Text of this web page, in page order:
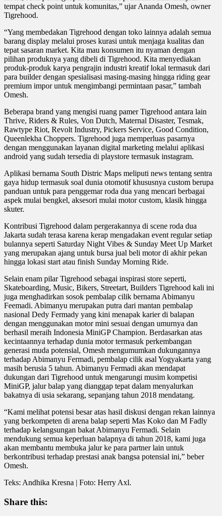
tempat check point untuk komunitas,” ujar Ananda Omesh, owner
Tigrehood.
“Yang membedakan Tigrehood dengan toko lainnya adalah semua
barang display melalui proses kurasi untuk menjaga kualitas dan
tepat sasaran market. Kita mau konsumen itu nyaman dengan
pilihan produknya yang dibeli di Tigrehood. Kita menyediakan
produk-produk karya pengrajin industri kreatif lokal termasuk dari
para builder dengan spesialisasi masing-masing hingga riding gear
premium impor untuk mengimbangi permintaan pasar,” tambah
Omesh.
Beberapa brand yang mengisi ruang pamer Tigrehood antara lain
Thrive, Riders & Rules, Von Dutch, Maternal Disaster, Tesmak,
Rawtype Riot, Revolt Industry, Pickers Service, Good Condition,
Queenlekha Choppers. Tigrehood juga memperluas pasarnya
dengan menggunakan layanan digital marketing melalui aplikasi
android yang sudah tersedia di playstore termasuk instagram.
Aplikasi bernama South Distric Maps meliputi news tentang sentra
gaya hidup termasuk soal dunia otomotif khususnya custom berupa
panduan untuk para penggemar roda dua yang mencari berbagai
aspek mulai bengkel, aksesori mulai motor custom, klasik hingga
skuter.
Kontribusi Tigrehood dalam pergerakannya di scene roda dua
Jakarta sudah terasa karena kerap mengadakan event regular setiap
bulannya seperti Saturday Night Vibes & Sunday Meet Up Market
yang merupakan ajang untuk bursa jual beli motor di akhir pekan
hingga lokasi start atau finish Sunday Morning Ride.
Selain enam pilar Tigrehood sebagai inspirasi store seperti,
Skateboarding, Music, Bikers, Streetart, Builders Tigrehood kali ini
juga menghadirkan sosok pembalap cilik bernama Abimanyu
Feemadi. Abimanyu merupakan putra dari mantan pembalap
nasional Dedy Fermady yang kini menapak karier di balapan
dengan menggunakan motor mini sesuai dengan umurnya dan
berhasil meraih Indonesia MiniGP Champion. Berdasarkan atas
kecintaannya terhadap dunia motor termasuk perkembangan
generasi muda potensial, Omesh mengumumkan dukungannya
terhadap Abimanyu Fermadi, pembalap cilik asal Yogyakarta yang
masih berusia 5 tahun. Abimanyu Fermadi akan mendapat
dukungan dari Tigrehood untuk mengarungi musim kompetisi
MiniGP, jalur balap yang dianggap tepat dalam menyalurkan
bakatnya di usia sekarang, sepanjang tahun 2018 mendatang.
“Kami melihat potensi besar atas hasil diskusi dengan rekan lainnya
yang berkompeten di arena balap seperti Mas Koko dan M Fadly
terhadap kelangsungan bakat Abimanyu Fermadi. Selain
mendukung semua keperluan balapnya di tahun 2018, kami juga
akan membantu membuka jalur ke para partner lain untuk
berkontribusi terhadap prestasi anak bangsa potensial ini,” beber
Omesh.
Teks: Andhika Kresna | Foto: Herry Axl.
Share this: